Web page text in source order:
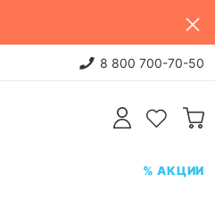
казаны Посмотреть
8 800 700-70-50
% АКЦИИ